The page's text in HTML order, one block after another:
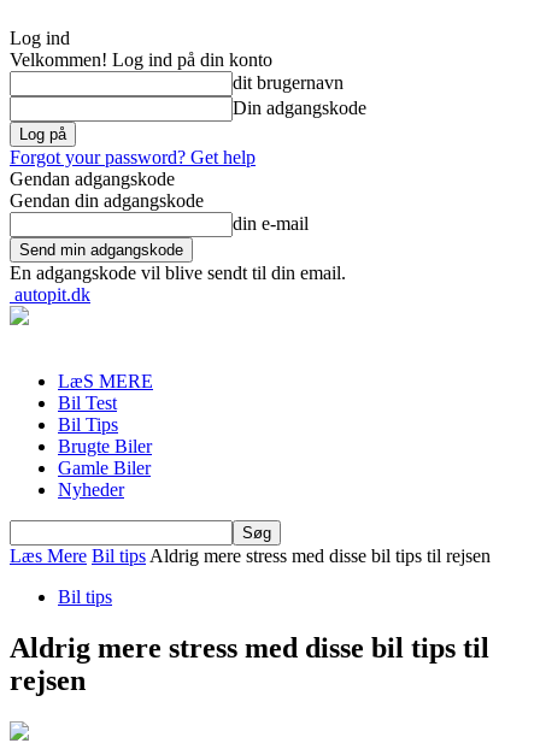
Log ind
Velkommen! Log ind på din konto
dit brugernavn
Din adgangskode
Forgot your password? Get help
Gendan adgangskode
Gendan din adgangskode
din e-mail
En adgangskode vil blive sendt til din email.
autopit.dk
LæS MERE
Bil Test
Bil Tips
Brugte Biler
Gamle Biler
Nyheder
Læs Mere Bil tips Aldrig mere stress med disse bil tips til rejsen
Bil tips
Aldrig mere stress med disse bil tips til
rejsen